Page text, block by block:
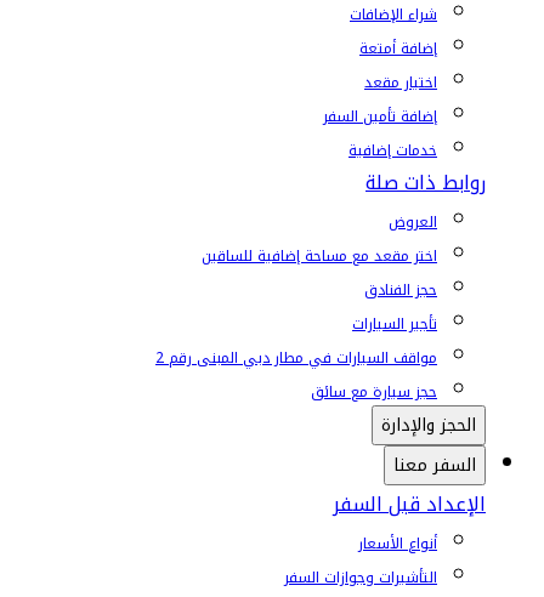
شراء الإضافات
إضافة أمتعة
اختيار مقعد
إضافة تأمين السفر
خدمات إضافية
روابط ذات صلة
العروض
اختر مقعد مع مساحة إضافية للساقين
حجز الفنادق
تأجير السيارات
مواقف السيارات في مطار دبي المبنى رقم 2
حجز سيارة مع سائق
الحجز والإدارة
السفر معنا
الإعداد قبل السفر
أنواع الأسعار
التأشيرات وجوازات السفر